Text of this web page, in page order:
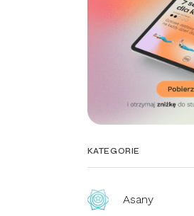
KATEGORIE
Asany